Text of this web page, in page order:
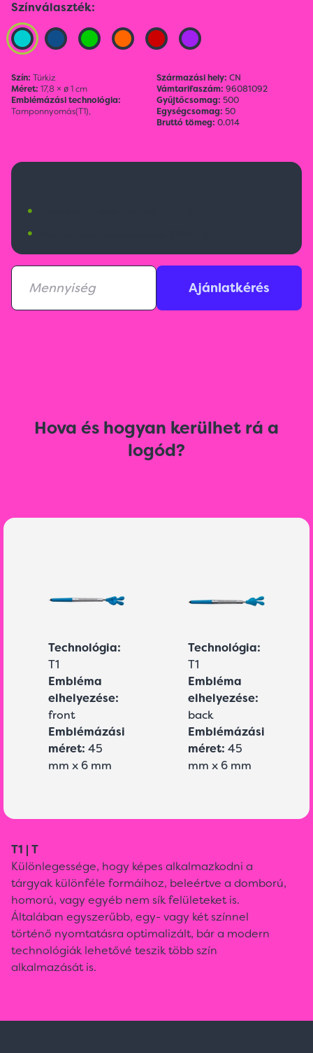
Színválaszték:
Szín: Türkiz
Méret: 17,8 × ø 1 cm
Emblémázási technológia:
Tamponnyomás(T1),
Származási hely: CN
Vámtarifaszám: 96081092
Gyűjtőcsomag: 500
Egységcsomag: 50
Bruttó tömeg: 0.014
•
•
Ajánlatkérés
Hova és hogyan kerülhet rá a
logód?
Technológia:
T1
Embléma
elhelyezése:
front
Emblémázási
méret: 45
mm x 6 mm
Technológia:
T1
Embléma
elhelyezése:
back
Emblémázási
méret: 45
mm x 6 mm
T1 | T
Különlegessége, hogy képes alkalmazkodni a
tárgyak különféle formáihoz, beleértve a domború,
homorú, vagy egyéb nem sík felületeket is.
Általában egyszerűbb, egy- vagy két színnel
történő nyomtatásra optimalizált, bár a modern
technológiák lehetővé teszik több szín
alkalmazását is.